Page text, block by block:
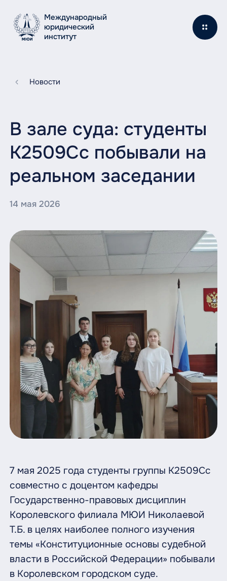
Международный
юридический
институт
Новости
В зале суда: студенты
К2509Сс побывали на
реальном заседании
14 мая 2026
7 мая 2025 года студенты группы К2509Сс
совместно с доцентом кафедры
Государственно-правовых дисциплин
Королевского филиала МЮИ Николаевой
Т.Б. в целях наиболее полного изучения
темы «Конституционные основы судебной
власти в Российской Федерации» побывали
в Королевском городском суде.